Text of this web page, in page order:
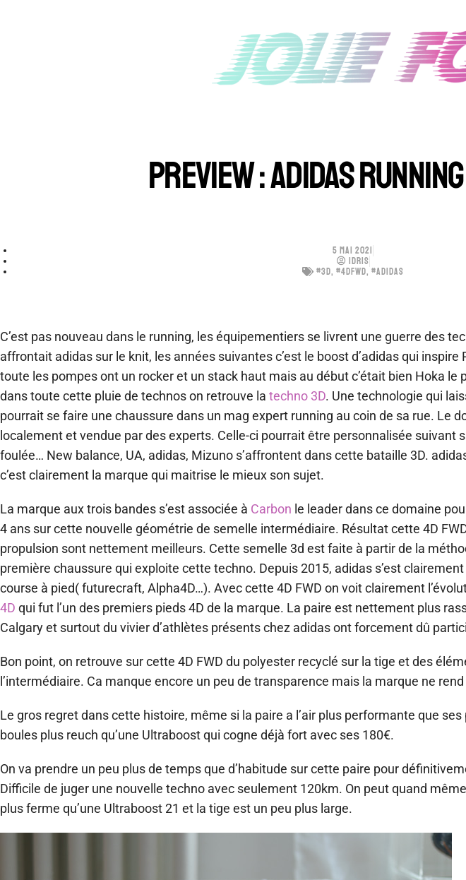
PREVIEW : ADIDAS
5 MAI 2021
IDRIS
#3D, #4DFWD, #ADIDAS
C’est pas nouveau dans le running, les équipementiers se livrent une guerre des
affrontait adidas sur le knit, les années suivantes c’est le boost d’adidas qui inspire
toute les pompes ont un rocker et un stack haut mais au début c’était bien Hoka
dans toute cette pluie de technos on retrouve la techno 3D. Une technologie qui
pourrait se faire une chaussure dans un mag expert running au coin de sa rue. Le
localement et vendue par des experts. Celle-ci pourrait être personnalisée suivant
foulée… New balance, UA, adidas, Mizuno s’affrontent dans cette bataille 3D.
c’est clairement la marque qui maitrise le mieux son sujet.
La marque aux trois bandes s’est associée à Carbon le leader dans ce domaine
4 ans sur cette nouvelle géométrie de semelle intermédiaire. Résultat cette 4D
propulsion sont nettement meilleurs. Cette semelle 3d est faite à partir de la
première chaussure qui exploite cette techno. Depuis 2015, adidas s’est
course à pied( futurecraft, Alpha4D…). Avec cette 4D FWD on voit clairement
4D qui fut l’un des premiers pieds 4D de la marque. La paire est nettement plus
Calgary et surtout du vivier d’athlètes présents chez adidas ont forcement dû
Bon point, on retrouve sur cette 4D FWD du polyester recyclé sur la tige et des
l’intermédiaire. Ca manque encore un peu de transparence mais la marque ne
Le gros regret dans cette histoire, même si la paire a l’air plus performante que
boules plus reuch qu’une Ultraboost qui cogne déjà fort avec ses 180€.
On va prendre un peu plus de temps que d’habitude sur cette paire pour
Difficile de juger une nouvelle techno avec seulement 120km. On peut quand
plus ferme qu’une Ultraboost 21 et la tige est un peu plus large.